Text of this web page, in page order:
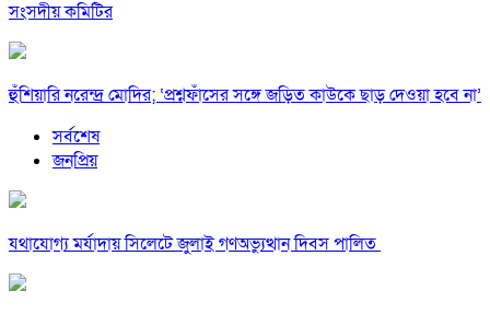
সংসদীয় কমিটির
হুঁশিয়ারি নরেন্দ্র মোদির; ‘প্রশ্নফাঁসের সঙ্গে জড়িত কাউকে ছাড় দেওয়া হবে না’
সর্বশেষ
জনপ্রিয়
যথাযোগ্য মর্যাদায় সিলেটে জুলাই গণঅভ্যুত্থান দিবস পালিত